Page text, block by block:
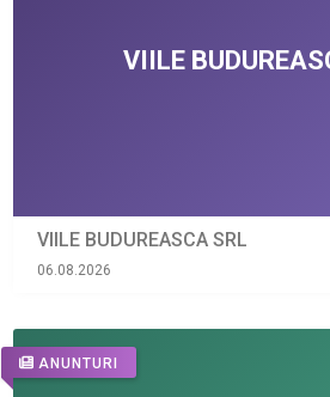
VIILE BUDUREASCA SRL
06.08.2026
ANUNTURI